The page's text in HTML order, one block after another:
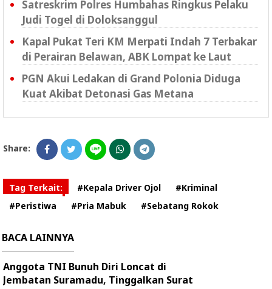
Satreskrim Polres Humbahas Ringkus Pelaku
Judi Togel di Doloksanggul
Kapal Pukat Teri KM Merpati Indah 7 Terbakar
di Perairan Belawan, ABK Lompat ke Laut
PGN Akui Ledakan di Grand Polonia Diduga
Kuat Akibat Detonasi Gas Metana
Share:
Tag Terkait: #Kepala Driver Ojol
#Kriminal
#Peristiwa
#Pria Mabuk #Sebatang Rokok
BACA LAINNYA
Anggota TNI Bunuh Diri Loncat di
Jembatan Suramadu, Tinggalkan Surat